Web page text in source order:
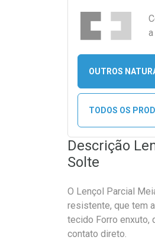
OUTROS
TODOS OS
Descrição
Solte
O Lençol Parcial
resistente, que tem
tecido Forro enxuto,
contato direto.